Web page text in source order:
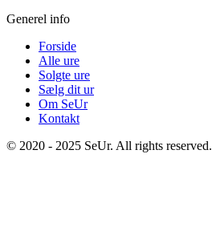
Generel info
Forside
Alle ure
Solgte ure
Sælg dit ur
Om SeUr
Kontakt
© 2020 - 2025 SeUr. All rights reserved.